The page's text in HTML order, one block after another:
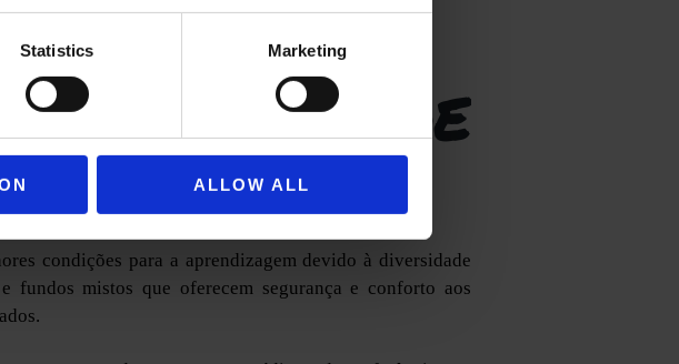
Statistics Marketing
ALLOW ALL
IDEAL DE
condições para a aprendizagem devido à diversidade
fundos mistos que oferecem segurança e conforto aos